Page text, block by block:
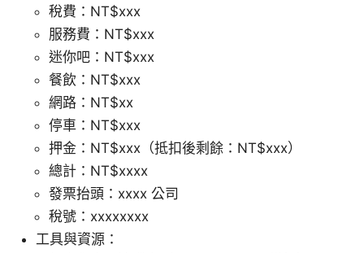
稅費：NT$xxx
服務費：NT$xxx
迷你吧：NT$xxx
餐飲：NT$xxx
網路：NT$xx
停車：NT$xxx
押金：NT$xxx（抵扣後剩餘：NT$xxx）
總計：NT$xxxx
發票抬頭：xxxx 公司
稅號：xxxxxxxx
工具與資源：